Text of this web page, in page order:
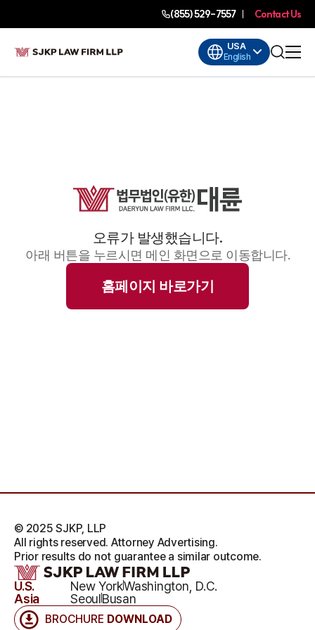
(855) 529-7557 Contact Us
USA
English
오류가 발생했습니다.
아래 버튼을 누르시면 메인 화면으로 이동합니다.
홈페이지 바로가기
BROCHURE DOWNLOAD
U.S. New YorkWashington, D.C.
Asia
SeoulBusan
© 2025 SJKP, LLP
All rights reserved. Attorney Advertising.
Prior results do not guarantee a similar outcome.